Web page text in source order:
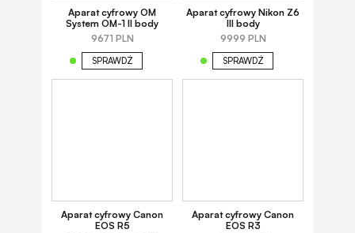
Aparat cyfrowy OM
System OM-1 II body
9671 PLN
SPRAWDŹ
Aparat cyfrowy Nikon Z6
III body
9999 PLN
SPRAWDŹ
Aparat cyfrowy Canon
EOS R5
Aparat cyfrowy Canon
EOS R3